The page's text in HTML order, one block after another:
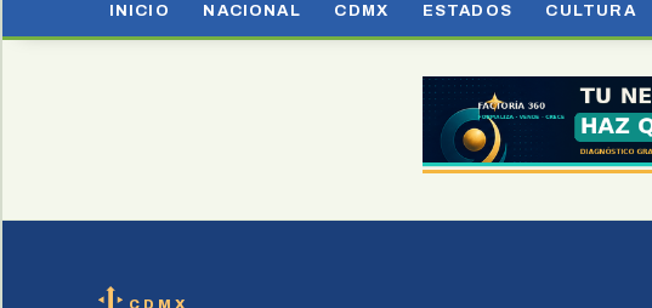
INICIO NACIONAL CDMX ESTADOS CULTURA
CDMX